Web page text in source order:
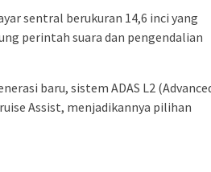
sentral berukuran 14,6 inci yang
perintah suara dan pengendalian
baru, sistem ADAS L2
Assist, menjadikannya pilihan